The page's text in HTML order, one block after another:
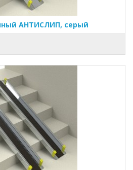
АНТИСЛИП, серый